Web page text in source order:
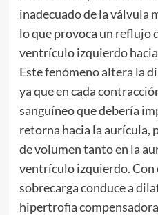
inadecuado de la válvula
lo que provoca un reflujo
ventrículo izquierdo
Este fenómeno altera la
ya que en cada
sanguíneo que debería
retorna hacia la aurícula,
de volumen tanto en la
ventrículo izquierdo. Con
sobrecarga conduce a
hipertrofia compensadora